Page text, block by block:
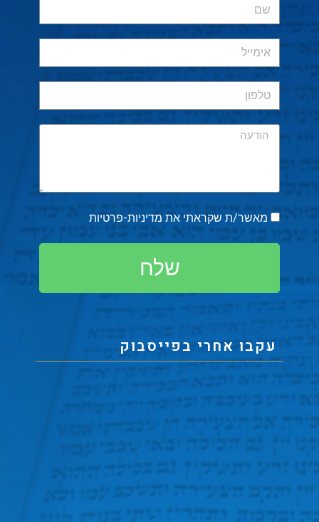
מאשר/ת שקראתי את מדיניות-פרטיות
שלח
עקבו אחרי בפייסבוק